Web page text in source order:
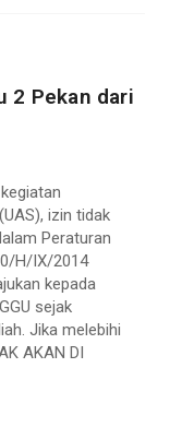
2 Pekan dari
izin tidak
Peraturan
H/IX/2014
kepada
sejak
Jika melebihi
AKAN DI